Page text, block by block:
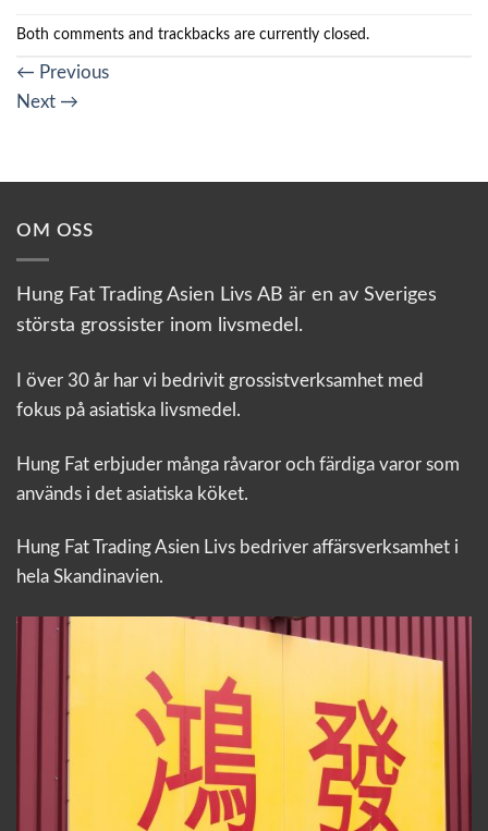
Both comments and trackbacks are currently closed.
← Previous
Next →
OM OSS
Hung Fat Trading Asien Livs AB är en av Sveriges
största grossister inom livsmedel.
I över 30 år har vi bedrivit grossistverksamhet med
fokus på asiatiska livsmedel.
Hung Fat erbjuder många råvaror och färdiga varor som
används i det asiatiska köket.
Hung Fat Trading Asien Livs bedriver affärsverksamhet i
hela Skandinavien.